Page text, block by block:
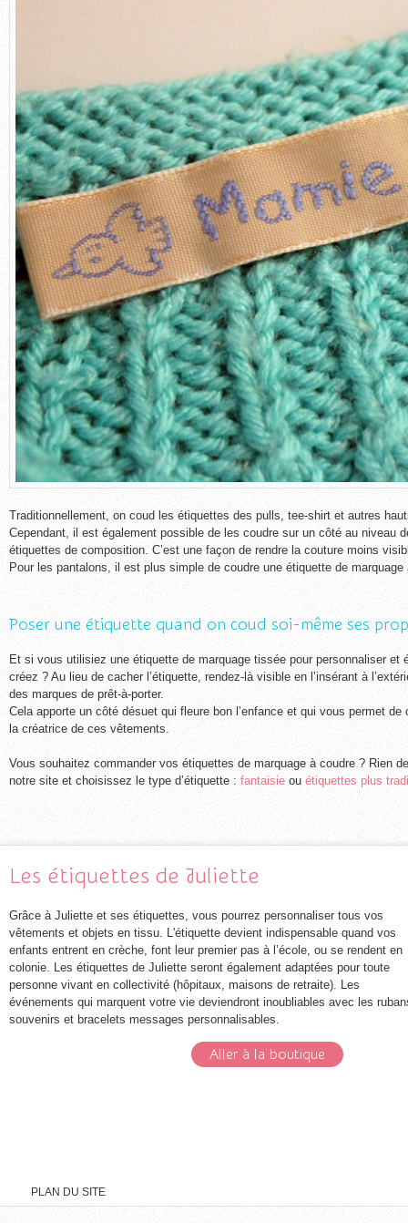
Traditionnellement, on coud les étiquettes des pulls, tee-shirt et autres
Cependant, il est également possible de les coudre sur un côté au niveau
étiquettes de composition. C’est une façon de rendre la couture moins
Pour les pantalons, il est plus simple de coudre une étiquette de
Poser une étiquette quand on coud soi-même ses
Et si vous utilisiez une étiquette de marquage tissée pour personnaliser et
créez ? Au lieu de cacher l’étiquette, rendez-là visible en l’insérant à
des marques de prêt-à-porter.
Cela apporte un côté désuet qui fleure bon l’enfance et qui vous permet
la créatrice de ces vêtements.
Vous souhaitez commander vos étiquettes de marquage à coudre ? Rien
notre site et choisissez le type d’étiquette : fantaisie ou étiquettes plus
Les étiquettes de Juliette
Grâce à Juliette et ses étiquettes, vous pourrez personnaliser tous vos
vêtements et objets en tissu. L'étiquette devient indispensable quand vos
enfants entrent en crèche, font leur premier pas à l’école, ou se rendent en
colonie. Les étiquettes de Juliette seront également adaptées pour toute
personne vivant en collectivité (hôpitaux, maisons de retraite). Les
événements qui marquent votre vie deviendront inoubliables avec les
souvenirs et bracelets messages personnalisables.
Aller à la boutique
PLAN DU SITE